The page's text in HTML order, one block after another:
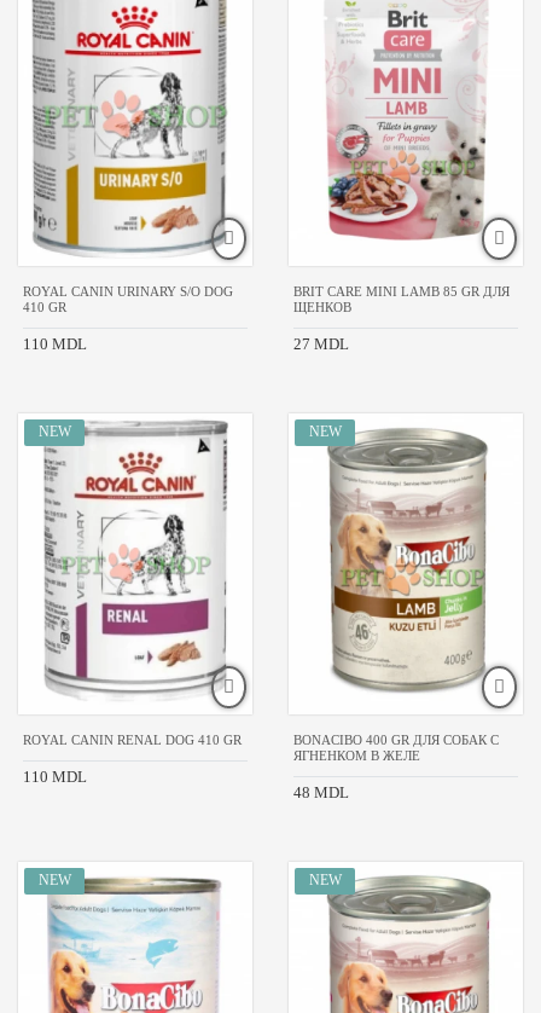
ROYAL CANIN URINARY S/O DOG
410 GR
110 MDL
BRIT CARE MINI LAMB 85 GR ДЛЯ
ЩЕНКОВ
27 MDL
ROYAL CANIN RENAL DOG 410 GR
110 MDL
BONACIBO 400 GR ДЛЯ СОБАК С
ЯГНЕНКОМ В ЖЕЛЕ
48 MDL